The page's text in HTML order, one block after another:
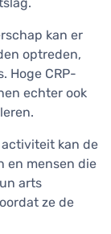
kan er
optreden,
Hoge CRP-
echter ook
kan de
en mensen die
arts
ze de